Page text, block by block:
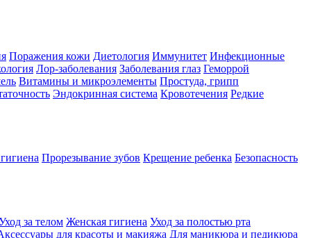
Поражения кожи Диетология Иммунитет Инфекционные
Лор-заболевания Заболевания глаз Геморрой
Витамины и микроэлементы Простуда, грипп
Эндокринная система Кровотечения Редкие
Прорезывание зубов Крещение ребенка Безопасность
за телом Женская гигиена Уход за полостью рта
для красоты и макияжа Для маникюра и педикюра